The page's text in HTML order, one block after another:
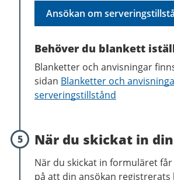
Ansökan om
Behöver du blankett
Blanketter och anvisningar
sidan Blanketter och
serveringstillstånd
5 När du skickat in
När du skickat in formuläret
på att din ansökan registrerats